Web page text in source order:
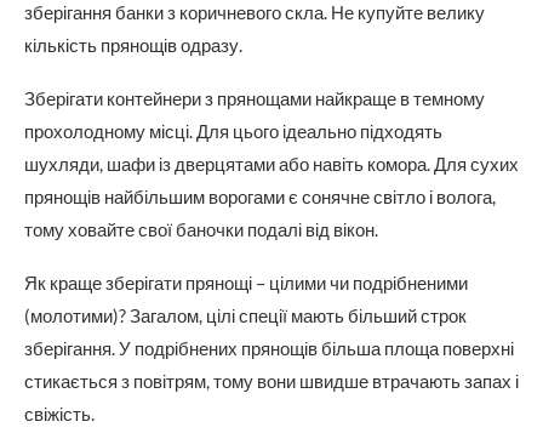
зберігання банки з коричневого скла. Не купуйте велику
кількість прянощів одразу.
Зберігати контейнери з прянощами найкраще в темному
прохолодному місці. Для цього ідеально підходять
шухляди, шафи із дверцятами або навіть комора. Для сухих
прянощів найбільшим ворогами є сонячне світло і волога,
тому ховайте свої баночки подалі від вікон.
Як краще зберігати прянощі – цілими чи подрібненими
(молотими)? Загалом, цілі спеції мають більший строк
зберігання. У подрібнених прянощів більша площа поверхні
стикається з повітрям, тому вони швидше втрачають запах і
свіжість.